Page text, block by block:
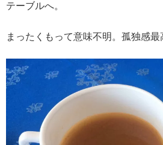
テーブルへ。
まったくもって意味不明。孤独感最